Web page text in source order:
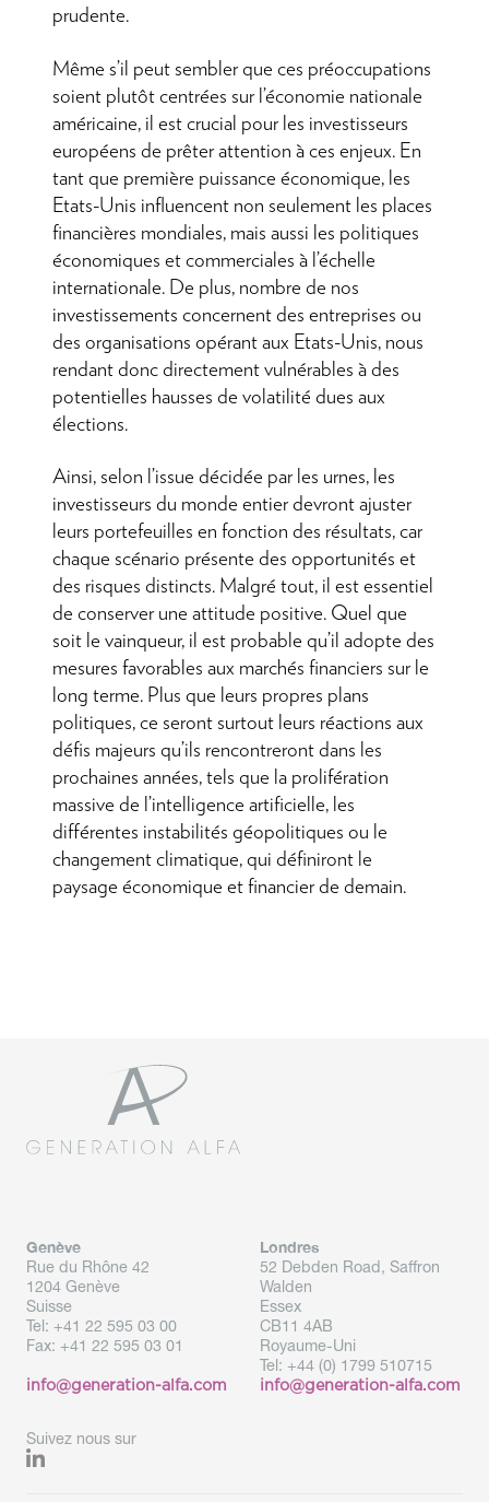
prudente.
Même s’il peut sembler que ces préoccupations
soient plutôt centrées sur l’économie nationale
américaine, il est crucial pour les investisseurs
européens de prêter attention à ces enjeux. En
tant que première puissance économique, les
Etats-Unis influencent non seulement les places
financières mondiales, mais aussi les politiques
économiques et commerciales à l’échelle
internationale. De plus, nombre de nos
investissements concernent des entreprises ou
des organisations opérant aux Etats-Unis, nous
rendant donc directement vulnérables à des
potentielles hausses de volatilité dues aux
élections.
Ainsi, selon l’issue décidée par les urnes, les
investisseurs du monde entier devront ajuster
leurs portefeuilles en fonction des résultats, car
chaque scénario présente des opportunités et
des risques distincts. Malgré tout, il est essentiel
de conserver une attitude positive. Quel que
soit le vainqueur, il est probable qu’il adopte des
mesures favorables aux marchés financiers sur le
long terme. Plus que leurs propres plans
politiques, ce seront surtout leurs réactions aux
défis majeurs qu’ils rencontreront dans les
prochaines années, tels que la prolifération
massive de l’intelligence artificielle, les
différentes instabilités géopolitiques ou le
changement climatique, qui définiront le
paysage économique et financier de demain.
Genève
Rue du Rhône 42
1204 Genève
Suisse
Tel: +41 22 595 03 00
Fax: +41 22 595 03 01
info@generation-alfa.com
Londres
52 Debden Road, Saffron
Walden
Essex
CB11 4AB
Royaume-Uni
Tel: +44 (0) 1799 510715
info@generation-alfa.com
Suivez nous sur